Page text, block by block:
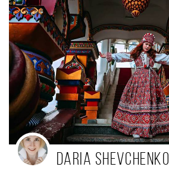
Daria Shevchenko